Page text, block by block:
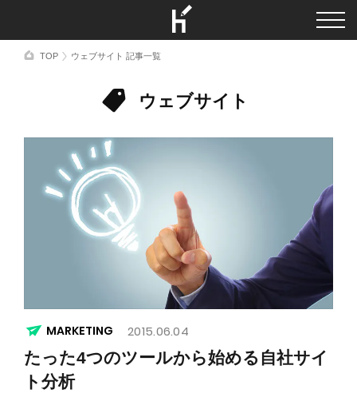
ウェブサイト
TOP ウェブサイト 記事一覧
MARKETING 2015.06.04
たった4つのツールから始める自社サイ
ト分析